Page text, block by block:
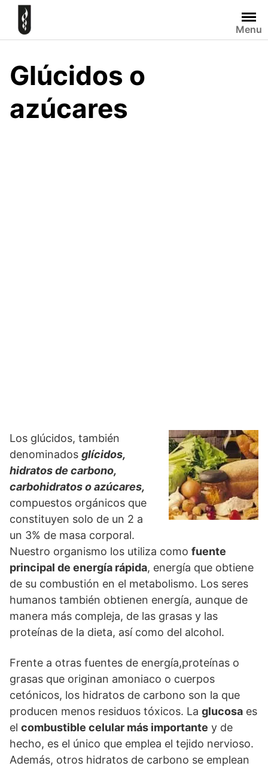
Skip
content
Menu
Glúcidos o
azúcares
Los glúcidos, también
denominados glícidos,
hidratos de carbono,
carbohidratos o azúcares,
compuestos orgánicos que
constituyen solo de un 2 a
un 3% de masa corporal.
Nuestro organismo los utiliza como fuente
principal de energía rápida, energía que obtiene
de su combustión en el metabolismo. Los seres
humanos también obtienen energía, aunque de
manera más compleja, de las grasas y las
proteínas de la dieta, así como del alcohol.
Frente a otras fuentes de energía,proteínas o
grasas que originan amoniaco o cuerpos
cetónicos, los hidratos de carbono son la que
producen menos residuos tóxicos. La glucosa es
el combustible celular más importante y de
hecho, es el único que emplea el tejido nervioso.
Además, otros hidratos de carbono se emplean